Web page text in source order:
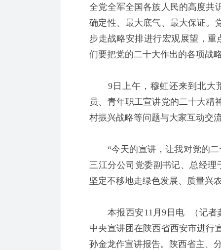
全党全军全国各族人民的高度共
确定性、最大底气、最大保证。
步走战略安排进行宏观展望，
们要把党的二十大作出的各项战
9日上午，穆虹还来到北大
员、青年职工宣讲党的二十大精
村振兴战略等问题与大家互动交
“今天的宣讲，让我对党的二
三江分公司党委副书记、总经
坚定不移地走绿色发展、质量兴
本报西安11月9日电 （记者
中央宣讲团在陕西省西安市进行
孙金龙作宣讲报告。陕西省主、